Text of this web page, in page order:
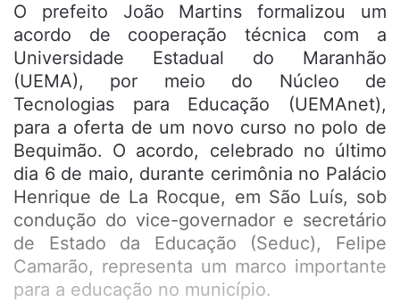
O prefeito João Martins formalizou um
acordo de cooperação técnica com a
Universidade Estadual do Maranhão
(UEMA), por meio do Núcleo de
Tecnologias para Educação (UEMAnet),
para a oferta de um novo curso no polo de
Bequimão. O acordo, celebrado no último
dia 6 de maio, durante cerimônia no Palácio
Henrique de La Rocque, em São Luís, sob
condução do vice-governador e secretário
de Estado da Educação (Seduc), Felipe
Camarão, representa um marco importante
para a educação no município.